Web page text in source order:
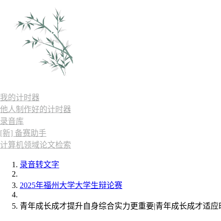
我的计时器
他人制作好的计时器
录音库
[新] 备赛助手
计算机领域论文检索
录音转文字
2025年福州大学大学生辩论赛
青年成长成才提升自身综合实力更重要|青年成长成才适应